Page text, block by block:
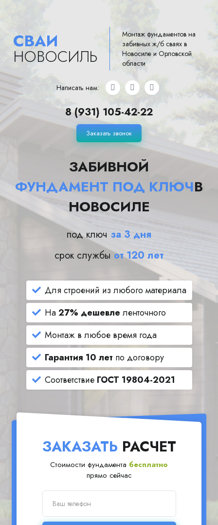
СВАИ
НОВОСИЛЬ
Монтаж фундаментов на
забивных ж/б сваях в
Новосиле и Орловской
области
Написать нам:
8 (931) 105-42-22
Заказать звонок
ЗАБИВНОЙ
ФУНДАМЕНТ ПОД КЛЮЧВ
НОВОСИЛЕ
под ключ за 3 дня
срок службыот 120 лет
Для строений из любого материала
На27% дешевле ленточного
Монтаж в любое время года
Гарантия 10 лет по договору
Соответствие ГОСТ 19804-2021
ЗАКАЗАТЬ РАСЧЕТ
Стоимости фундамента бесплатно
прямо сейчас